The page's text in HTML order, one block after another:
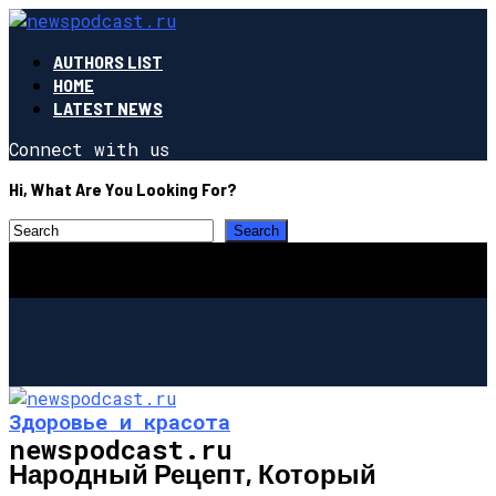
AUTHORS LIST
HOME
LATEST NEWS
Connect with us
Hi, What Are You Looking For?
newspodcast.ru
Здоровье и красота
Народный Рецепт, Который